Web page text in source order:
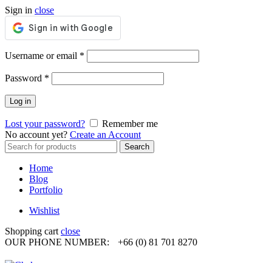
Sign in close
Username or email *
Password *
Log in
Lost your password?
Remember me
No account yet? Create an Account
Search
for:
Search
Home
Blog
Portfolio
Wishlist
Shopping cart close
OUR PHONE NUMBER:
+66 (0) 81 701 8270